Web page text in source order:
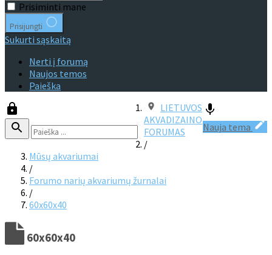
Prisiminti mane
Prisijungti
Sukurti sąskaitą
Nerti į forumą
Naujos temos
Paieška
Nauja tema
LIETUVOS
AKVADIZAINO
FORUMAS
/
Mūsų akvariumai
/
Forumo narių akvariumų žurnalai
/
60x60x40
60x60x40